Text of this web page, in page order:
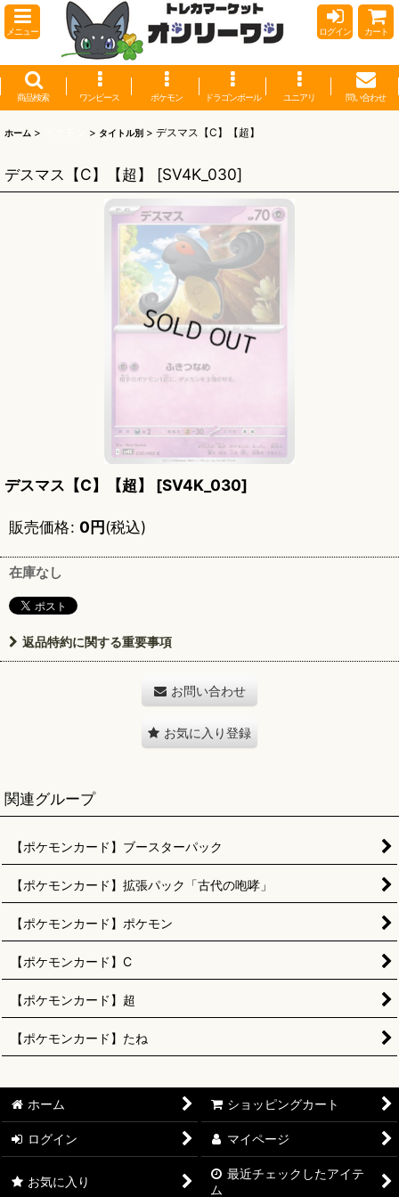
メニュー ログイン カート
商品検索 ワンピース ポケモン ドラゴンボール ユニアリ 問い合わせ
ホーム > > タイトル別 > デスマス【C】【超】
デスマス【C】【超】 [SV4K_030]
デスマス【C】【超】 [SV4K_030]
販売価格: 0円(税込)
在庫なし
返品特約に関する重要事項
お問い合わせ
お気に入り登録
関連グループ
【ポケモンカード】ブースターパック
【ポケモンカード】拡張パック「古代の咆哮」
【ポケモンカード】ポケモン
【ポケモンカード】C
【ポケモンカード】超
【ポケモンカード】たね
ホーム ショッピングカート
ログイン マイページ
お気に入り
最近チェックしたアイテ
ム